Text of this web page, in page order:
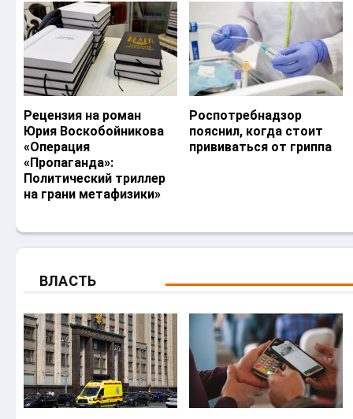
Рецензия на роман
Юрия Воскобойникова
«Операция
«Пропаганда»:
Политический триллер
на грани метафизики»
Роспотребнадзор
пояснил, когда стоит
прививаться от гриппа
ВЛАСТЬ